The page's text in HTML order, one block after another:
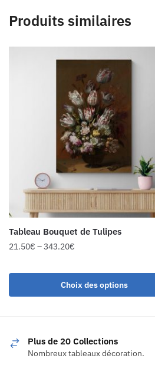
Produits similaires
Tableau Bouquet de Tulipes
21.50€ –343.20€
Choix des options
Plus de 20 Collections
Nombreux tableaux décoration.